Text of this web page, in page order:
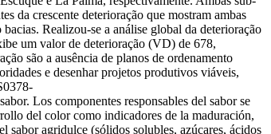
da crescente deterioração que mostram ambas
Realizou-se a análise global da deterioração
um valor de deterioração (VD) de 678,
são a ausência de planos de ordenamento
e desenhar projetos produtivos viáveis,
Los componentes responsables del sabor se
del color como indicadores de la maduración,
sabor agridulce (sólidos solubles, azúcares, ácidos